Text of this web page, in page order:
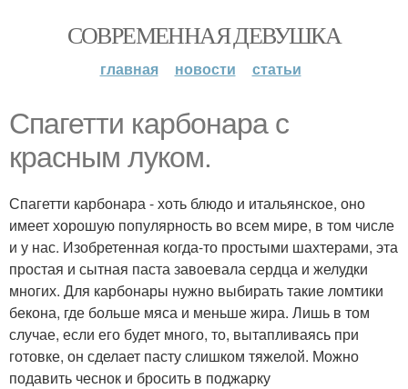
СОВРЕМЕННАЯ ДЕВУШКА
главная новости статьи
Спагетти карбонара с
красным луком.
Спагетти карбонара - хоть блюдо и итальянское, оно
имеет хорошую популярность во всем мире, в том числе
и у нас. Изобретенная когда-то простыми шахтерами, эта
простая и сытная паста завоевала сердца и желудки
многих. Для карбонары нужно выбирать такие ломтики
бекона, где больше мяса и меньше жира. Лишь в том
случае, если его будет много, то, вытапливаясь при
готовке, он сделает пасту слишком тяжелой. Можно
подавить чеснок и бросить в поджарку